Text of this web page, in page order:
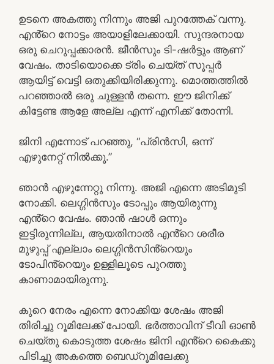
ഉടനെ അകത്തു നിന്നും അജി പുറത്തേക് വന്നു.
എൻ്റെ നോട്ടം അയാളിലേക്കായി. സുന്ദരനായ
ഒരു ചെറുപ്പക്കാരൻ. ജീൻസും ടി-ഷർട്ടും ആണ്
വേഷം. താടിയൊക്കെ ട്രിം ചെയ്ത് സൂപ്പർ
ആയിട്ട് വെട്ടി ഒതുക്കിയിരിക്കുന്നു. മൊത്തത്തിൽ
പറഞ്ഞാൽ ഒരു ചുള്ളൻ തന്നെ. ഈ ജിനിക്ക്
കിട്ടേണ്ട ആളേ അല്ല എന്ന് എനിക്ക് തോന്നി.
ജിനി എന്നോട് പറഞ്ഞു, “പ്രിൻസി, ഒന്ന്
എഴുനേറ്റ് നിൽക്കൂ.”
ഞാൻ എഴുന്നേറ്റു നിന്നു. അജി എന്നെ അടിമുടി
നോക്കി. ലെഗ്ഗിൻസും ടോപ്പും ആയിരുന്നു
എൻ്റെ വേഷം. ഞാൻ ഷാൾ ഒന്നും
ഇട്ടിരുന്നില്ല, ആയതിനാൽ എൻ്റെ ശരീര
മുഴുപ്പ് എല്ലാം ലെഗ്ഗിൻസിൻ്റെയും
ടോപിൻ്റെയും ഉള്ളിലൂടെ പുറത്തു
കാണാമായിരുന്നു.
കുറെ നേരം എന്നെ നോക്കിയ ശേഷം അജി
തിരിച്ചു റൂമിലേക്ക്‌ പോയി. ഭർത്താവിന് ടീവി ഓൺ
ചെയ്തു കൊടുത്ത ശേഷം ജിനി എൻ്റെ കൈക്കു
പിടിച്ചു അകത്തെ ബെഡ്‌റൂമിലേക്കു